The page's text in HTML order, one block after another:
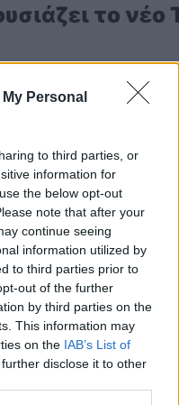
Personal
to third parties, or
information for
the below opt-out
note that after your
continue seeing
information utilized by
to third parties prior to
out of the further
by third parties on the
This information may
on the IAB’s List of
disclose it to other
το νέο